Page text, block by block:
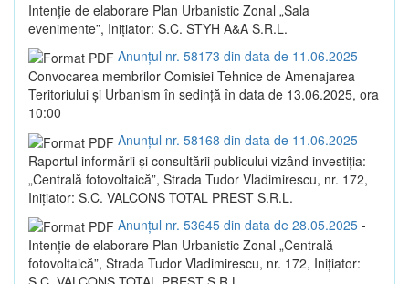
Intenție de elaborare Plan Urbanistic Zonal „Sala
evenimente”, Inițiator: S.C. STYH A&A S.R.L.
Anunțul nr. 58173 din data de 11.06.2025 -
Convocarea membrilor Comisiei Tehnice de Amenajarea
Teritoriului și Urbanism în sedință în data de 13.06.2025, ora
10:00
Anunțul nr. 58168 din data de 11.06.2025 -
Raportul informării și consultării publicului vizând investiția:
„Centrală fotovoltaică”, Strada Tudor Vladimirescu, nr. 172,
Inițiator: S.C. VALCONS TOTAL PREST S.R.L.
Anunțul nr. 53645 din data de 28.05.2025 -
Intenție de elaborare Plan Urbanistic Zonal „Centrală
fotovoltaică”, Strada Tudor Vladimirescu, nr. 172, Inițiator: